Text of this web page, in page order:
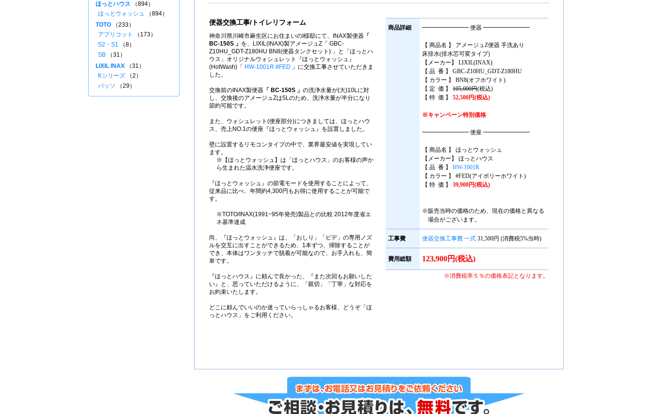
便器交換工事/トイレリフォーム
神奈川県川崎市麻生区にお住まいのI様邸にて、INAX製便器 「
BC-150S 」 を、LIXIL(INAX)製アメージュZ「 GBC-
Z10HU_GDT-Z180HU BN8(便器タンクセット) 」と「ほっとハ
ウス」オリジナルウォシュレット『ほっとウォッシュ』
(HotWash)「
HW-1001R #FED 」に交換工事させていただきま
した。
交換前のINAX製便器 「 BC-150S 」 の洗浄水量が(大)10Lに対
し、交換後のアメージュZは5Lのため、洗浄水量が半分になり
節約可能です。
また、ウォシュレット(便座部分)につきましては、ほっとハウ
ス、売上NO.1の便座『ほっとウォッシュ』を設置しました。
壁に設置するリモコンタイプの中で、業界最安値を実現してい
ます。
※【ほっとウォッシュ】は「ほっとハウス」のお客様の声か
ら生まれた温水洗浄便座です。
『ほっとウォッシュ』の節電モードを使用することによって、
従来品に比べ、年間約4,300円もお得に使用することが可能で
す。
※TOTO/INAX(1991~95年発売)製品との比較 2012年度省エ
ネ基準達成
尚、『ほっとウォッシュ』は、「おしり」「ビデ」の専用ノズ
ルを交互に出すことができるため、1本ずつ、掃除することが
でき、本体はワンタッチで脱着が可能なので、お手入れも、簡
単です。
『ほっとハウス』に頼んで良かった、『また次回もお願いした
い』と、思っていただけるように、「親切」「丁寧」な対応を
お約束いたします。
どこに頼んでいいのか迷っていらっしゃるお客様、どうぞ「ほ
っとハウス」をご利用ください。
商品詳細 ━━━━━━━━ 便器 ━━━━━━━━
【 商品名 】 アメージュZ便器 手洗あり
床排水(排水芯可変タイプ)
【メーカー】 LIXIL(INAX)
【 品 番 】 GBC-Z10HU_GDT-Z180HU
【 カラー 】 BN8(オフホワイト)
【 定 価 】 105,000円(税込)
【 特 価 】 52,500円(税込)
※キャンペーン特別価格
━━━━━━━━ 便座 ━━━━━━━━
【 商品名 】 ほっとウォッシュ
【メーカー】 ほっとハウス
【 品 番 】 HW-1001R
【 カラー 】 #FED(アイボリーホワイト)
【 特 価 】 39,900円(税込)
※販売当時の価格のため、現在の価格と異なる
場合がございます。
工事費 便器交換工事費 一式 31,500円 (消費税5%当時)
費用総額 123,900円(税込)
※消費税率５％の価格表記となります。
ほっとハウス （894）
ほっとウォッシュ （894）
TOTO （233）
アプリコット
（173）
S2・S1 （8）
SB （31）
LIXIL INAX （31）
Kシリーズ （2）
パッソ （29）